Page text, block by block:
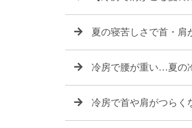
夏の寝苦しさで首・肩
冷房で腰が重い…夏の
冷房で首や肩がつらく